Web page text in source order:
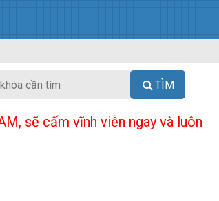
TÌM
sẽ cấm vĩnh viễn ngay và luôn